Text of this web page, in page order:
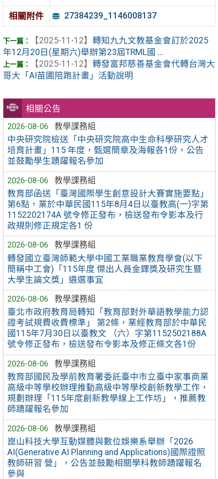
相關公告
2026-08-06
教學課務組
中央研究院檢送「中央研究院高中生命科學研究人才
培育計畫」115 年度，甄選簡章及海報各1份，公告
並鼓勵學生踴躍報名參加
2026-08-06
教學課務組
教育部函送「臺灣國際學生創意設計大賽實施要點」
第6點，業於中華民國115年8月4日以臺教高(一)字第
1152202174A 號令修正發布，檢送發布令影本及行
政規則修正規定各1 份
2026-08-06
教學課務組
轉發國立臺灣師範大學中國工業職業教育學會(以下
簡稱中工會)「115年度 傑出人員金鐸獎及研究生暨
大學生論文獎」遴選事宜
2026-08-06
教學課務組
臺北市政府教育局轉知「教育部對外華語教學能力認
證考試規費收費標準」 第2條，業經教育部於中華民
國115年7月30日以臺教文 （六）字第1152502188A
號令修正發布，檢送發布令影本及修正條文各1份
2026-08-06
教學課務組
教育部國民及學前教育署委託臺中市立臺中家事商業
高級中等學校辦理推動高級中等學校創新教學工作，
規劃辦理「115年度創新教學線上工作坊」，推薦教
師踴躍報名參加
2026-08-06
教學課務組
崑山科技大學互動媒體與數位娛樂系舉辦「2026
AI(Generative AI Planning and Applications)國際證照
教師研習 營」，公告並鼓勵相關學科教師踴躍報名
參與
相關附件 27384239_1146008137
【2025-11-12】 轉知九九文教基金會訂於2025
年12月20日(星期六)舉辦第23屆TRML國 ...
【2025-11-12】 轉發富邦慈善基金會代轉台灣大
哥大「AI苗圃陪跑計畫」活動說明